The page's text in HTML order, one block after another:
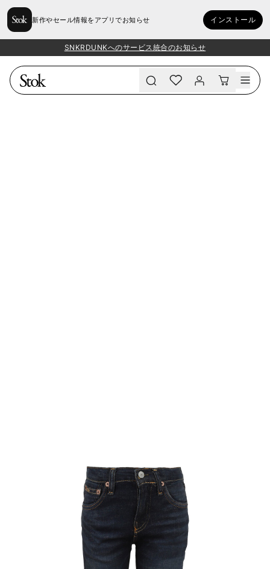
新作やセール情報をアプリでお知らせ インストール
SNKRDUNKへのサービス統合のお知らせ